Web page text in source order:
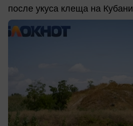
после укуса клеща на Кубани